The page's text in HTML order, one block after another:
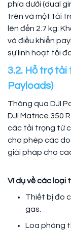
phía dưới (dual
trên và một tải
lên đến 2.7 kg.
và điều khiển
sự linh hoạt tối
3.2. Hỗ trợ
Payloads)
Thông qua DJI
DJI Matrice 350
các tải trọng từ
cho phép các
giải pháp cho
Ví dụ về các loại
Thiết bị đo
gas.
Loa phóng